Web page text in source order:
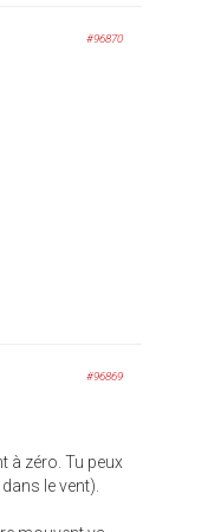
#96870
#96869
à zéro. Tu peux
le vent).